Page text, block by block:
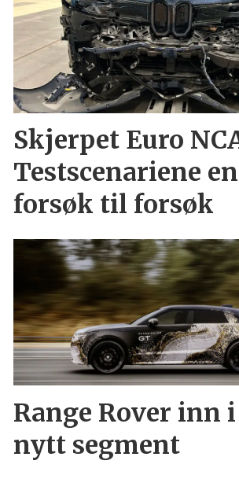
Skjerpet Euro
Testscenariene
forsøk til forsøk
Range Rover inn
nytt segment